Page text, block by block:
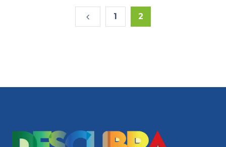
1 2